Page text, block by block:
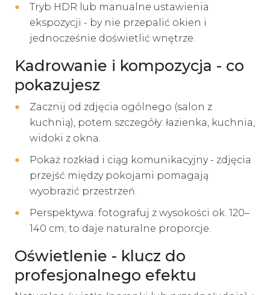
Tryb HDR lub manualne ustawienia
ekspozycji - by nie przepalić okien i
jednocześnie doświetlić wnętrze.
Kadrowanie i kompozycja - co
pokazujesz
Zacznij od zdjęcia ogólnego (salon z
kuchnią), potem szczegóły: łazienka, kuchnia,
widoki z okna.
Pokaż rozkład i ciąg komunikacyjny - zdjęcia
przejść między pokojami pomagają
wyobrazić przestrzeń.
Perspektywa: fotografuj z wysokości ok. 120–
140 cm; to daje naturalne proporcje.
Oświetlenie - klucz do
profesjonalnego efektu